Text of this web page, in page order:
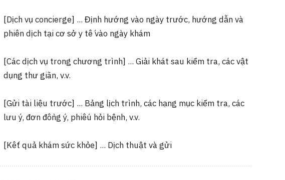
[Dịch vụ concierge] ... Định hướng vào ngày trước, hướng dẫn và
phiên dịch tại cơ sở y tế vào ngày khám
[Các dịch vụ trong chương trình] ... Giải khát sau kiểm tra, các vật
dụng thư giãn, v.v.
[Gửi tài liệu trước] ... Bảng lịch trình, các hạng mục kiểm tra, các
lưu ý, đơn đồng ý, phiếu hỏi bệnh, v.v.
[Kết quả khám sức khỏe] ... Dịch thuật và gửi